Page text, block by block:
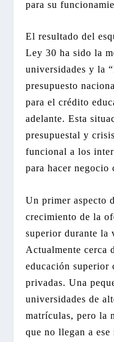
para su
El resultado del
Ley 30 ha sido la
universidades y la
presupuesto
para el crédito
adelante. Esta
presupuestal y
funcional a los
para hacer negocio
Un primer aspecto
crecimiento de la
superior durante la
Actualmente cerca
educación superior
privadas. Una
universidades de
matrículas, pero la
que no llegan a